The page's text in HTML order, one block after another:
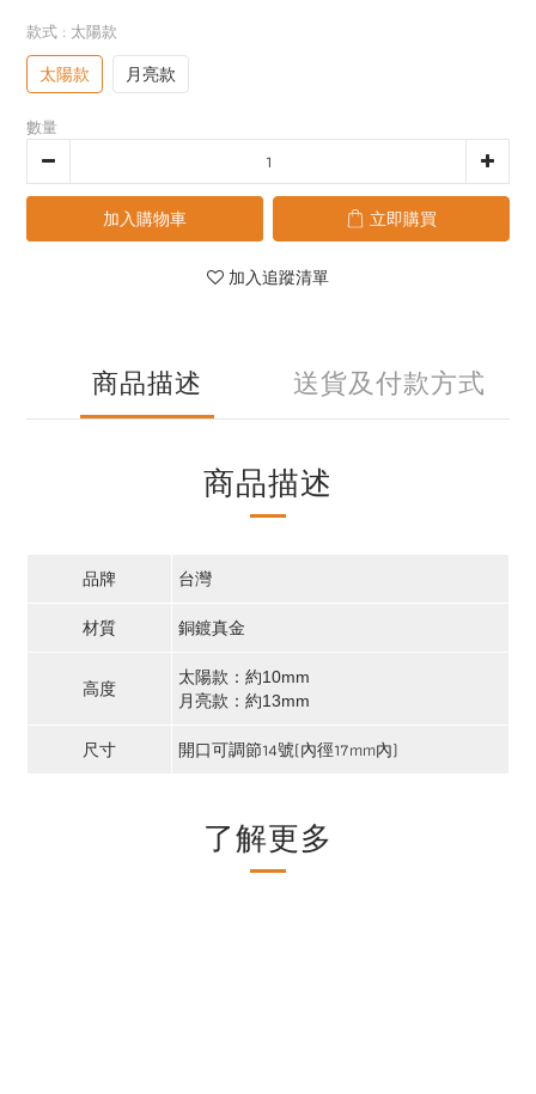
款式 : 太陽款
太陽款 月亮款
數量
加入購物車 立即購買
加入追蹤清單
商品描述 送貨及付款方式
商品描述
品牌 台灣
材質 銅鍍真金
高度
太陽款：約10mm
月亮款：約13mm
尺寸 開口可調節14號(內徑17mm內)
了解更多